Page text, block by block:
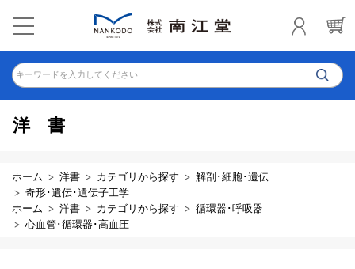
キーワードを入力してください
洋書
ホーム 洋書 カテゴリから探す
解剖･細胞･遺伝
奇形･遺伝･遺伝子工学
ホーム
洋書 カテゴリから探す
循環器･呼吸器
心血管･循環器･高血圧